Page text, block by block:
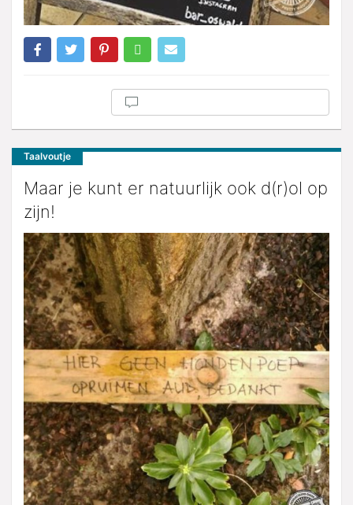
Taalvoutje
Maar je kunt er natuurlijk ook d(r)ol op
zijn!